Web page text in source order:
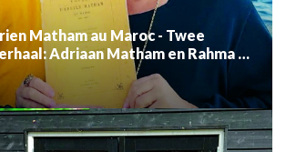
Matham au Maroc - Twee
Adriaan Matham en Rahma el